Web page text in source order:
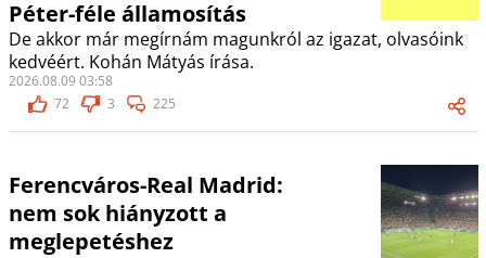
Péter-féle államosítás
De akkor már megírnám magunkról az igazat, olvasóink
kedvéért. Kohán Mátyás írása.
2026.08.09 03:58
72
3 225
Ferencváros-Real Madrid:
nem sok hiányzott a
meglepetéshez